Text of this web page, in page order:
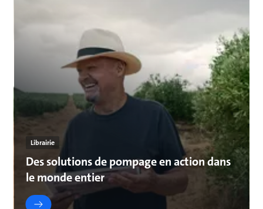
Librairie
Des solutions de pompage en action dans
le monde entier